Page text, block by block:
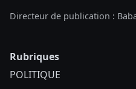
Directeur de publication :
Rubriques
POLITIQUE